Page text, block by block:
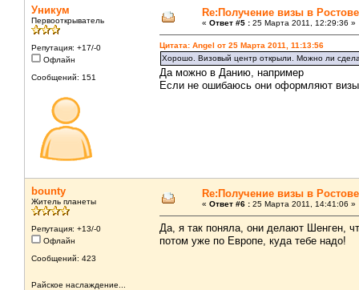
Уникум
Первооткрыватель
Репутация: +17/-0
Офлайн
Сообщений: 151
Re:Получение визы в
« Ответ #5 : 25 Марта 2011, 12:29:36 »
Цитата: Angel от 25 Марта 2011, 11:13:56
Хорошо. Визовый центр открыли. Можно ли
Да можно в Данию, например
Если не ошибаюсь они оформляют
bounty
Житель планеты
Репутация: +13/-0
Офлайн
Сообщений: 423
Райское наслаждение...
Re:Получение визы в
« Ответ #6 : 25 Марта 2011, 14:41:06 »
Да, я так поняла, они делают Шенген,
потом уже по Европе, куда тебе надо!